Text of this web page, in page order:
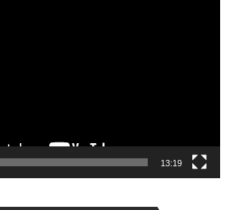
13:19